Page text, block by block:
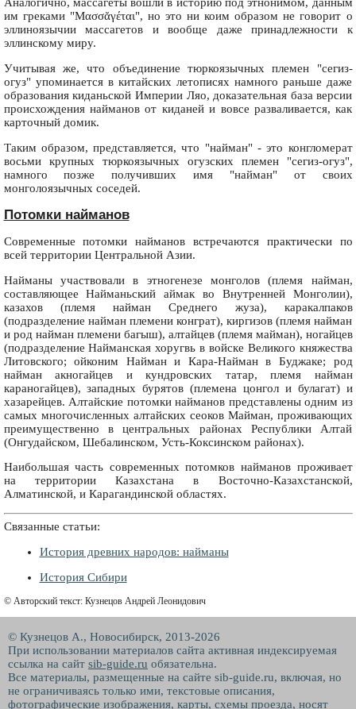
Аналогично, массагеты вошли в историю под этнонимом, данным
им греками "Μασσᾰγέται", но это ни коим образом не говорит о
эллиноязычии массагетов и вообще даже принадлежности к
эллинскому миру.
Учитывая же, что объединение тюркоязычных племен "сегиз-
огуз" упоминается в китайских летописях намного раньше даже
образования киданьской Империи Ляо, доказательная база версии
происхождения найманов от киданей и вовсе разваливается, как
карточный домик.
Таким образом, представляется, что "найман" - это конгломерат
восьми крупных тюркоязычных огузских племен "сегиз-огуз",
намного позже получивших имя "найман" от своих
монголоязычных соседей.
Потомки найманов
Современные потомки найманов встречаются практически по
всей территории Центральной Азии.
Найманы участвовали в этногенезе монголов (племя найман,
составляющее Найманьский аймак во Внутренней Монголии),
казахов (племя найман Среднего жуза), каракалпаков
(подразделение найман племени конграт), киргизов (племя найман
и род найман племени багыш), алтайцев (племя майман), ногайцев
(подразделение Найманская хоругвь в войске Великого княжества
Литовского; ойконим Найман и Кара-Найман в Буджаке; род
найман акногайцев и кундровских татар, племя найман
караногайцев), западных бурятов (племена цонгол и булагат) и
хазарейцев. Алтайские потомки найманов представлены одним из
самых многочисленных алтайских сеоков Майман, проживающих
преимущественно в центральных районах Республики Алтай
(Онгудайском, Шебалинском, Усть-Коксинском районах).
Наибольшая часть современных потомков найманов проживает
на территории Казахстана в Восточно-Казахстанской,
Алматинской, и Карагандинской областях.
Связанные статьи:
История древних народов: найманы
История Сибири
© Авторский текст: Кузнецов Андрей Леонидович
© Кузнецов А., Новосибирск, 2013-2026
При использовании материалов сайта активная индексируемая
ссылка на сайт sib-guide.ru обязательна.
Все материалы, размещенные на сайте sib-guide.ru, включая, но
не ограничиваясь только ими, текстовые описания,
фотографические изображения, карты, схемы проезда, носят